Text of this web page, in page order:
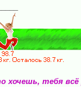
хочешь, тебя всё